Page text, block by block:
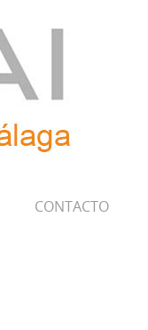
CONTACTO